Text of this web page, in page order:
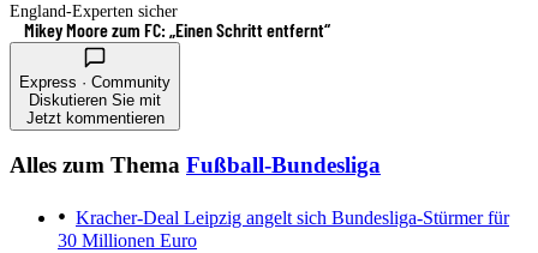
England-Experten sicher
Mikey Moore zum FC: „Einen Schritt entfernt“
Express · Community
Diskutieren Sie mit
Jetzt kommentieren
Alles zum Thema Fußball-Bundesliga
Kracher-Deal Leipzig angelt sich Bundesliga-Stürmer für
30 Millionen Euro